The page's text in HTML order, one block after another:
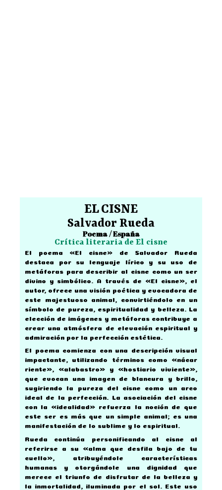
EL CISNE
Salvador Rueda
Poema / España
Crítica literaria de El cisne
El poema «El cisne» de Salvador Rueda
destaca por su lenguaje lírico y su uso de
metáforas para describir al cisne como un ser
divino y simbólico. A través de «El cisne», el
autor, ofrece una visión poética y evocadora de
este majestuoso animal, convirtiéndolo en un
símbolo de pureza, espiritualidad y belleza. La
elección de imágenes y metáforas contribuye a
crear una atmósfera de elevación espiritual y
admiración por la perfección estética.
El poema comienza con una descripción visual
impactante, utilizando términos como «nácar
riente», «alabastro» y «hostiario viviente»,
que evocan una imagen de blancura y brillo,
sugiriendo la pureza del cisne como un arco
ideal de la perfección. La asociación del cisne
con la «idealidad» refuerza la noción de que
este ser es más que un simple animal; es una
manifestación de lo sublime y lo espiritual.
Rueda continúa personificando al cisne al
referirse a su «alma que desfila bajo de tu
cuello», atribuyéndole características
humanas y otorgándole una dignidad que
merece el triunfo de disfrutar de la belleza y
la inmortalidad, iluminada por el sol. Este uso